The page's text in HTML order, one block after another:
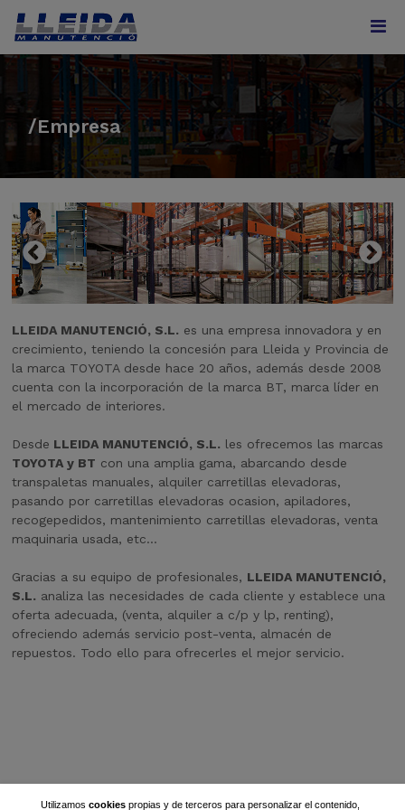
/Empresa
LLEIDA MANUTENCIÓ, S.L. es una empresa innovadora y en
crecimiento, teniendo la concesión para Lleida y Provincia de
la marca TOYOTA desde hace 20 años, además desde 2008
cuenta con la incorporación de la marca BT, marca líder en
el mercado de interiores.
Desde LLEIDA MANUTENCIÓ, S.L. les ofrecemos las marcas
TOYOTA y BT con una amplia gama, abarcando desde
transpaletas manuales, alquiler carretillas elevadoras,
pasando por carretillas elevadoras ocasion, apiladores,
recogepedidos, mantenimiento carretillas elevadoras, venta
maquinaria usada, etc...
Gracias a su equipo de profesionales, LLEIDA MANUTENCIÓ,
S.L. analiza las necesidades de cada cliente y establece una
oferta adecuada, (venta, alquiler a c/p y lp, renting),
ofreciendo además servicio post-venta, almacén de
repuestos. Todo ello para ofrecerles el mejor servicio.
Utilizamos cookiespropias y de terceros para personalizar el contenido,